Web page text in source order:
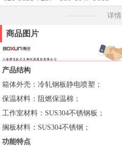
详情
商品图片
产品结构
箱体外壳：冷轧钢板静电喷塑；
保温材料：阻燃保温棉；
工作室材料：SUS304不锈钢板；
搁板材料：SUS304不锈钢；
功能特点